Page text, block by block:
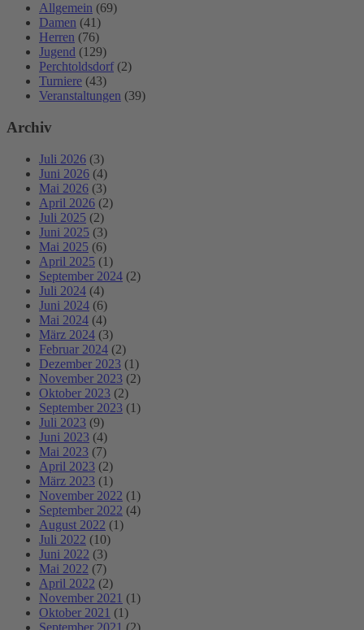
Allgemein (69)
Damen (41)
Herren (76)
Jugend (129)
Perchtoldsdorf (2)
Turniere (43)
Veranstaltungen (39)
Archiv
Juli 2026 (3)
Juni 2026 (4)
Mai 2026 (3)
April 2026 (2)
Juli 2025 (2)
Juni 2025 (3)
Mai 2025 (6)
April 2025 (1)
September 2024 (2)
Juli 2024 (4)
Juni 2024 (6)
Mai 2024 (4)
März 2024 (3)
Februar 2024 (2)
Dezember 2023 (1)
November 2023 (2)
Oktober 2023 (2)
September 2023 (1)
Juli 2023 (9)
Juni 2023 (4)
Mai 2023 (7)
April 2023 (2)
März 2023 (1)
November 2022 (1)
September 2022 (4)
August 2022 (1)
Juli 2022 (10)
Juni 2022 (3)
Mai 2022 (7)
April 2022 (2)
November 2021 (1)
Oktober 2021 (1)
September 2021 (2)